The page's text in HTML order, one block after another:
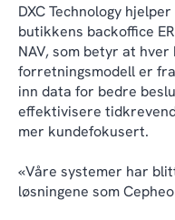
DXC Technology
butikkens backoffice
NAV, som betyr at
forretningsmodell er
inn data for bedre
effektivisere
mer kundefokusert.
«Våre systemer har
løsningene som